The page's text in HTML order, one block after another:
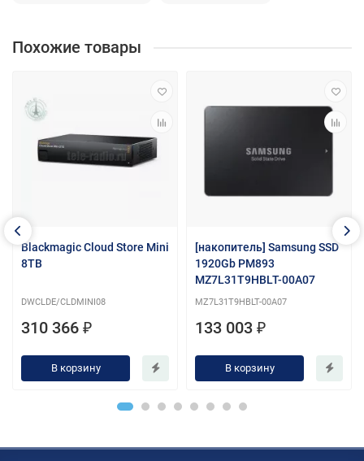
Похожие товары
Blackmagic Cloud Store Mini
8TB
DWCLDE/CLDMINI08
310 366 ₽
В корзину
[накопитель] Samsung SSD
1920Gb PM893
MZ7L31T9HBLT-00A07
MZ7L31T9HBLT-00A07
133 003 ₽
В корзину